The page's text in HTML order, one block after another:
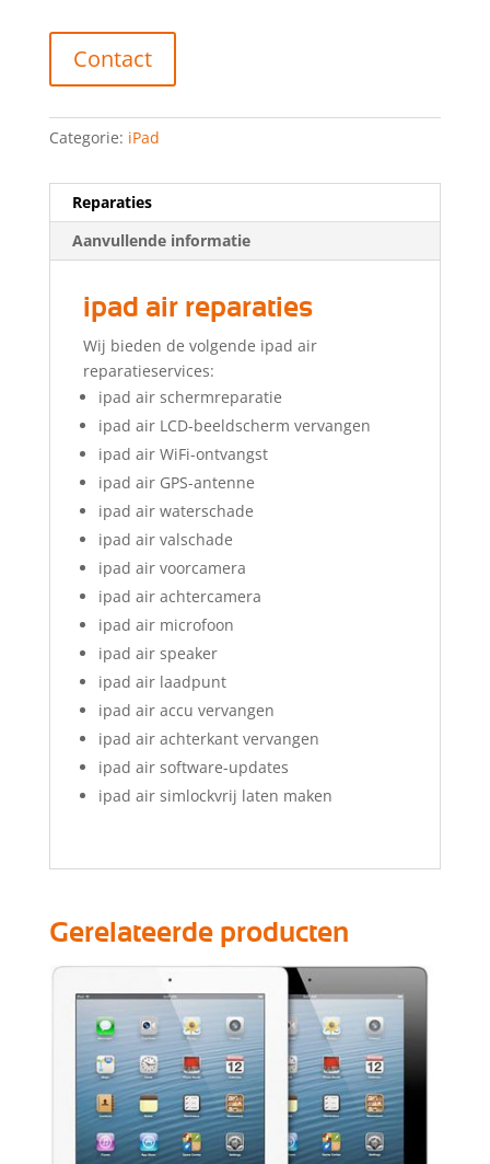
Contact
Categorie: iPad
Reparaties
Aanvullende informatie
ipad air reparaties
Wij bieden de volgende ipad air
reparatieservices:
ipad air schermreparatie
ipad air LCD-beeldscherm vervangen
ipad air WiFi-ontvangst
ipad air GPS-antenne
ipad air waterschade
ipad air valschade
ipad air voorcamera
ipad air achtercamera
ipad air microfoon
ipad air speaker
ipad air laadpunt
ipad air accu vervangen
ipad air achterkant vervangen
ipad air software-updates
ipad air simlockvrij laten maken
Gerelateerde producten